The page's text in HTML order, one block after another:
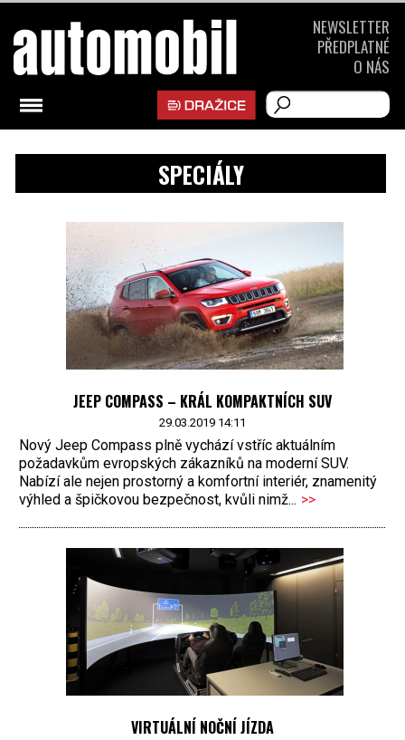
SPECIÁLY
JEEP COMPASS – KRÁL KOMPAKTNÍCH SUV
29.03.2019 14:11
Nový Jeep Compass plně vychází vstříc aktuálním
požadavkům evropských zákazníků na moderní SUV.
Nabízí ale nejen prostorný a komfortní interiér, znamenitý
výhled a špičkovou bezpečnost, kvůli nimž... >>
VIRTUÁLNÍ NOČNÍ JÍZDA
NEWSLETTER
PŘEDPLATNÉ
O NÁS